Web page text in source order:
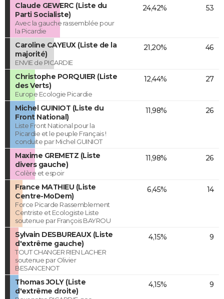
Claude GEWERC (Liste du
Parti Socialiste)
Avec la gauche rassemblée pour
la Picardie
24,42% 53
Caroline CAYEUX (Liste de la
majorité)
ENVIE de PICARDIE
21,20% 46
Christophe PORQUIER (Liste
des Verts)
Europe Ecologie Picardie
12,44% 27
Michel GUINIOT (Liste du
Front National)
Liste Front National pour la
Picardie et le peuple Français !
conduite par Michel GUINIOT
11,98% 26
Maxime GREMETZ (Liste
divers gauche)
Colère et espoir
11,98% 26
France MATHIEU (Liste
Centre-MoDem)
Force Picarde Rassemblement
Centriste et Ecologiste Liste
soutenue par François BAYROU
6,45% 14
Sylvain DESBUREAUX (Liste
d'extrême gauche)
TOUT CHANGER RIEN LACHER
soutenue par Olivier
BESANCENOT
4,15% 9
Thomas JOLY (Liste
d'extrême droite)
4,15% 9